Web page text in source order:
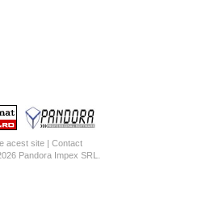
acest site| Contact
Pandora Impex SRL